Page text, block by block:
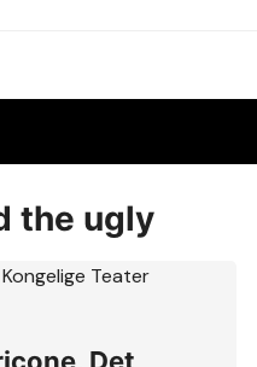
the ugly